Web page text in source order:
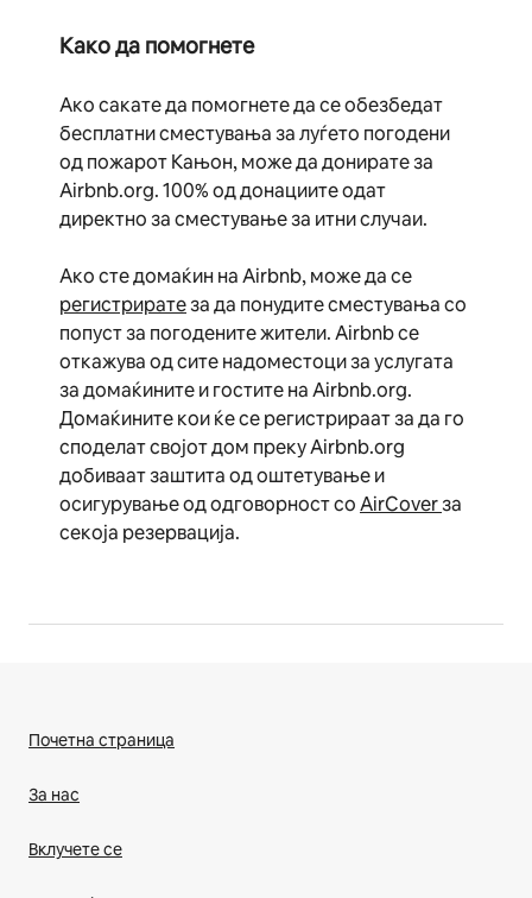
Како да помогнете
Ако сакате да помогнете да се обезбедат
бесплатни сместувања за луѓето погодени
од пожарот Кањон, може да донирате за
Airbnb.org. 100% од донациите одат
директно за сместување за итни случаи.
Ако сте домаќин на Airbnb, може да се
регистриратеза да понудите сместувања со
попуст за погодените жители. Airbnb се
откажува од сите надоместоци за услугата
за домаќините и гостите на Airbnb.org.
Домаќините кои ќе се регистрираат за да го
споделат својот дом преку Airbnb.org
добиваат заштита од оштетување и
осигурување од одговорност соAirCoverза
секоја резервација.
Почетна страница
За нас
Вклучете се